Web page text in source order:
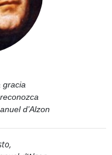
gracia
d’Alzon